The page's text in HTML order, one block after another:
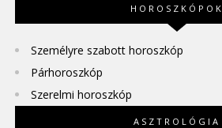
HOROSZKÓPOK
Személyre szabott horoszkóp
Párhoroszkóp
Szerelmi horoszkóp
ASZTROLÓGIA